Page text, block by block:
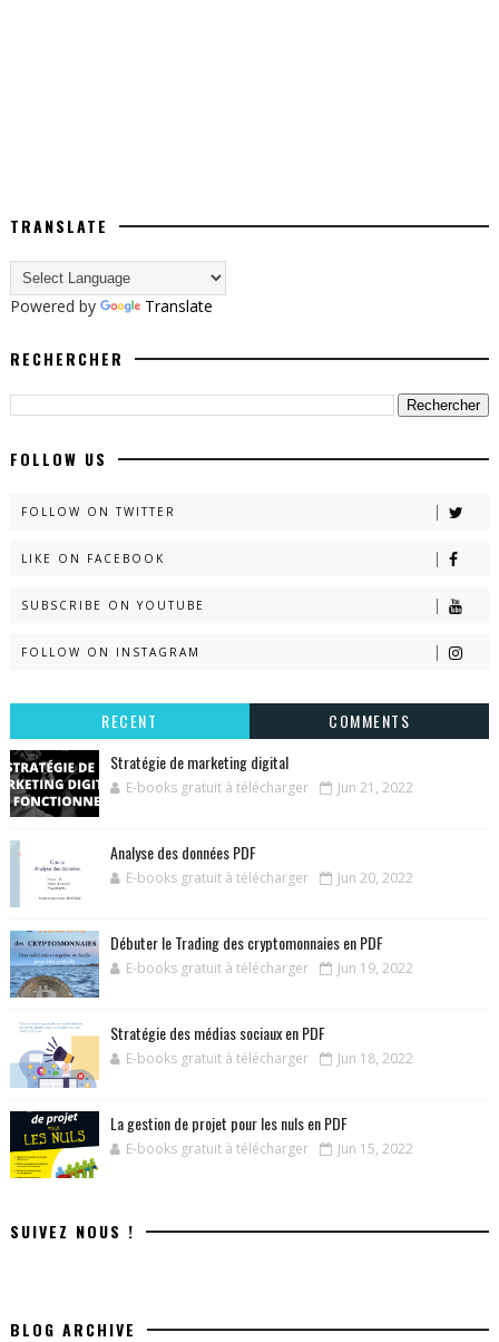
TRANSLATE
Powered by Translate
RECHERCHER
FOLLOW US
FOLLOW ON TWITTER
LIKE ON FACEBOOK
SUBSCRIBE ON YOUTUBE
FOLLOW ON INSTAGRAM
RECENT
COMMENTS
Stratégie de marketing digital
E-books gratuit à télécharger Jun 21, 2022
Analyse des données PDF
E-books gratuit à télécharger Jun 20, 2022
Débuter le Trading des cryptomonnaies en PDF
E-books gratuit à télécharger Jun 19, 2022
Stratégie des médias sociaux en PDF
E-books gratuit à télécharger Jun 18, 2022
La gestion de projet pour les nuls en PDF
E-books gratuit à télécharger Jun 15, 2022
SUIVEZ NOUS !
BLOG ARCHIVE